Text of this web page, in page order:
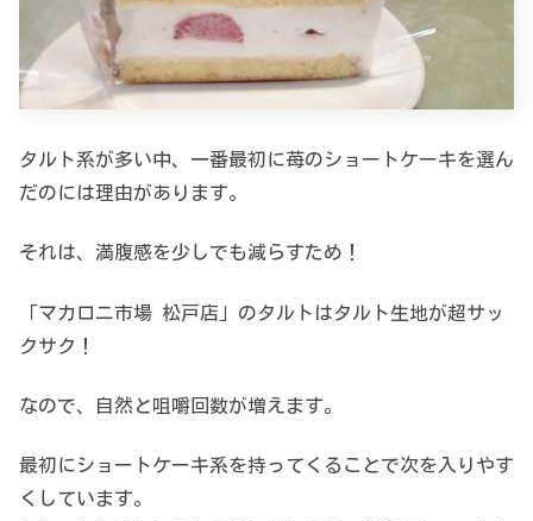
タルト系が多い中、一番最初に苺のショートケーキを選ん
だのには理由があります。
それは、満腹感を少しでも減らすため！
「マカロニ市場 松戸店」のタルトはタルト生地が超サッ
クサク！
なので、自然と咀嚼回数が増えます。
最初にショートケーキ系を持ってくることで次を入りやす
くしています。